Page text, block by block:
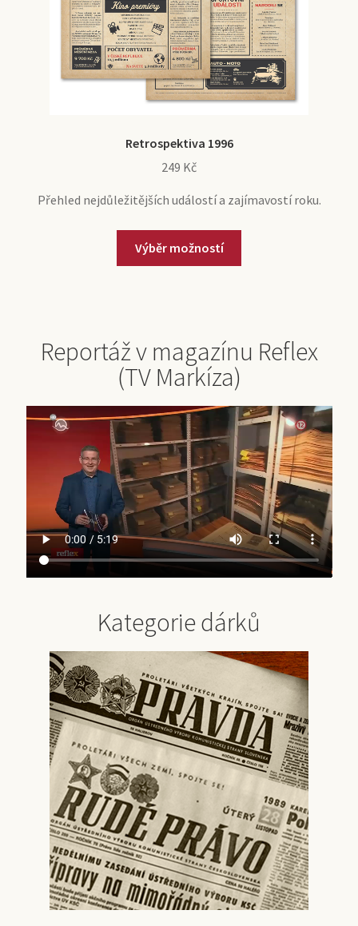
Retrospektiva 1996
249 Kč
Přehled nejdůležitějších událostí a zajímavostí roku.
Výběr možností
Reportáž v magazínu Reflex
(TV Markíza)
Kategorie dárků